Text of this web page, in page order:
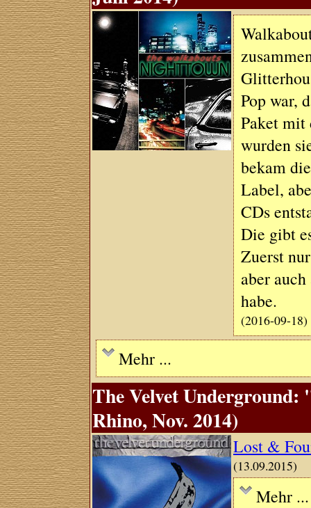
Pop war,
Paket mit
wurden
bekam
Label,
CDs
Die gibt
Zuerst
aber
habe.
(2016-09-18)
Mehr ...
The Velvet
Rhino, Nov. 2014)
Lost &
(13.09.2015)
Mehr ...